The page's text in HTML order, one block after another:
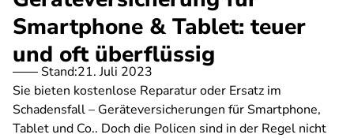
Smartphone & Tablet: teuer
und oft überflüssig
Stand:21. Juli 2023
Sie bieten kostenlose Reparatur oder Ersatz im
Schadensfall – Geräteversicherungen für Smartphone,
Tablet und Co.. Doch die Policen sind in der Regel nicht